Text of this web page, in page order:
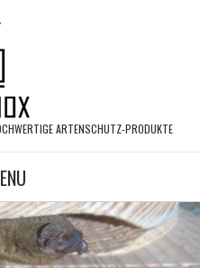
ARTENSCHUTZ-PRODUKTE